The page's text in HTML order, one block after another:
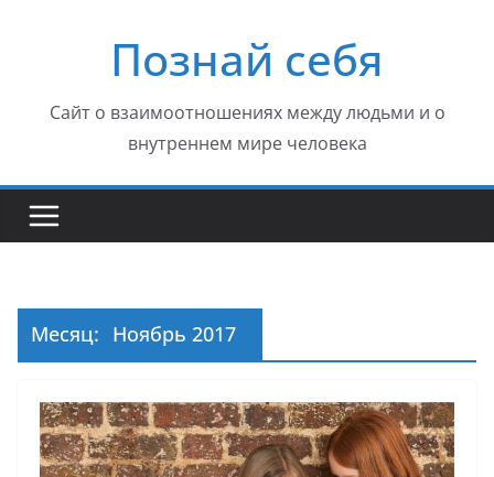
содержимомуПознай себя
Сайт о взаимоотношениях между людьми и о
внутреннем мире человека
Месяц: Ноябрь 2017